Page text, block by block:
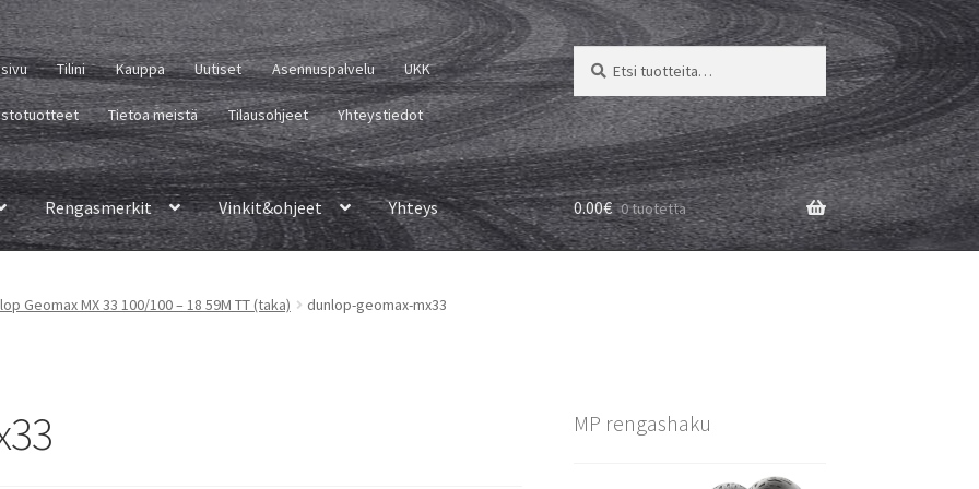
Tilini Kauppa Uutiset Asennuspalvelu UKK
Tietoa meistä Tilausohjeet Yhteystiedot
Etsi:
Haku
Rengasmerkit Vinkit&ohjeet Yhteys 0.00€ 0 tuotetta
Geomax MX 33 100/100 – 18 59M TT (taka) dunlop-geomax-mx33
MP rengashaku